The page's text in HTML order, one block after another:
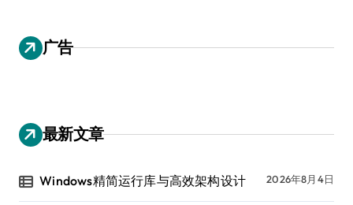
广告
最新文章
Windows精简运行库与高效架构设计 2026年8月4日